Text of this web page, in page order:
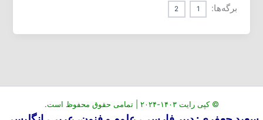
برگه‌ها: 1
2
© کپی رایت ۱۴۰۳-۲۰۲۴ | تمامی حقوق محفوظ است.